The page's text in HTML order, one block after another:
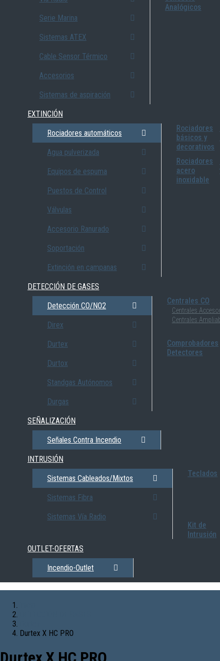
Serie Marina
Sistemas ATEX
Cable Sensor Térmico
Accesorios
Sistemas de aspiración
Analógicos
EXTINCIÓN
Rociadores automáticos
Agua pulverizada
Equipos de espuma
Puestos de Control
Válvulas
Accesorio Ranurado
Soportación
Extinción en campanas
Rociadores
básicos y
decorativos
Rociadores
acero
inoxidable
DETECCIÓN DE GASES
Detección CO/NO2
Direx
Durtex
Durtox
Standgas Autónomos
Durgas
Centrales CO
Centrales
Centrales
Comprobadores
Detectores
SEÑALIZACIÓN
Señales Contra Incendio
INTRUSIÓN
Sistemas Cableados/Mixtos
Sistemas Fibra
Sistemas Vía Radio
Teclados
Kit de
Intrusión
OUTLET-OFERTAS
Incendio-Outlet
Durtex X HC PRO